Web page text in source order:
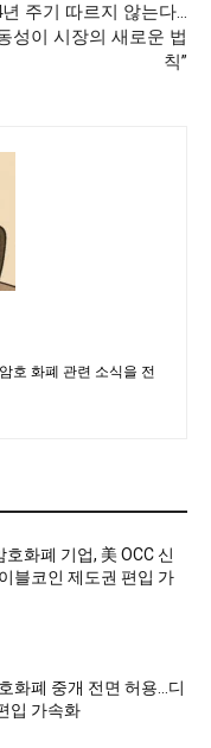
주기 따르지 않는다…
성이 시장의 새로운 법
칙”
호 화폐 관련 소식을 전
호화폐 기업, 美 OCC 신
블코인 제도권 편입 가
화폐 중개 전면 허용…디
입 가속화